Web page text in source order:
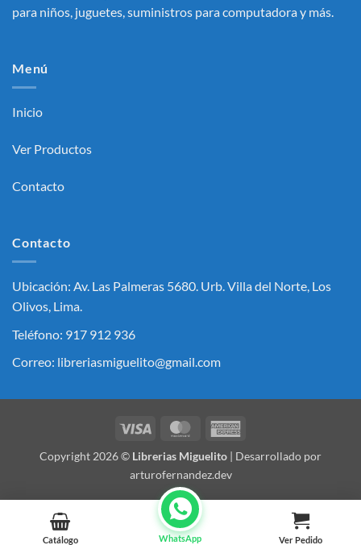
para niños, juguetes, suministros para computadora y más.
Menú
Inicio
Ver Productos
Contacto
Contacto
Ubicación: Av. Las Palmeras 5680. Urb. Villa del Norte, Los
Olivos, Lima.
Teléfono: 917 912 936
Correo: libreriasmiguelito@gmail.com
Catálogo WhatsApp Ver Pedido
Visa MasterCard
Copyright 2026 © Librerias Miguelito | Desarrollado por
arturofernandez.dev